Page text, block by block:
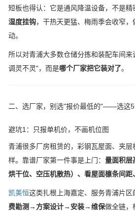
短板也得认：它是通风降温设备，不是精
湿度挂钩，干热天更猛、梅雨季会收窄
动。
所以对青浦大多数仓储分拣和装配车间
调灵不灵"，而是哪个厂家把它装对了。
二、选厂家，别选"报价最低的"——选这5
避坑1：只报单机价，不画机位图
青浦很多厂房租赁的，彩钢瓦屋面、夹
样。靠谱厂家第一件事是上门： 量面积层
烘干位、空压机散热）、看屋面檩条间距
凯美恒这类扎根上海嘉定、服务青浦片
费勘测→方案设计→安装→维保做全链，